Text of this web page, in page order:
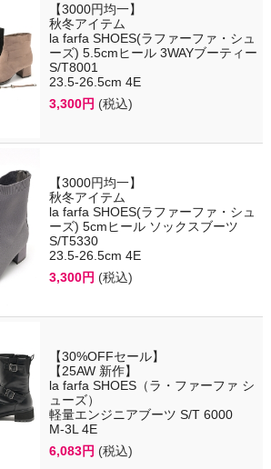
【3000円均一】
秋冬アイテム
la farfa SHOES(ラファーファ・シュ
ーズ) 5.5cmヒール 3WAYブーティー
S/T8001
23.5-26.5cm 4E
3,300円 (税込)
【3000円均一】
秋冬アイテム
la farfa SHOES(ラファーファ・シュ
ーズ) 5cmヒール ソックスブーツ
S/T5330
23.5-26.5cm 4E
3,300円 (税込)
【30%OFFセール】
【25AW 新作】
la farfa SHOES（ラ・ファーファ シ
ューズ）
軽量エンジニアブーツ S/T 6000
M-3L 4E
6,083円 (税込)